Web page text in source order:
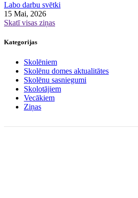
Labo darbu svētki
15 Mai, 2026
Skatī visas ziņas
Kategorijas
Skolēniem
Skolēnu domes aktualitātes
Skolēnu sasniegumi
Skolotājiem
Vecākiem
Ziņas